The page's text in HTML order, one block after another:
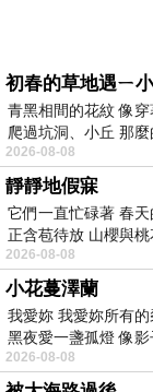
初春的草地遇ㄧ
青黑相間的花紋 像
爬過坑洞、小丘 那
2026-08-08
靜靜地假寐
它們一直忙碌著 春
正含苞待放 山櫻與
2026-08-08
小花蔓澤蘭
我愛妳 我愛妳所有
黑夜愛一盞孤燈 像
2026-08-08